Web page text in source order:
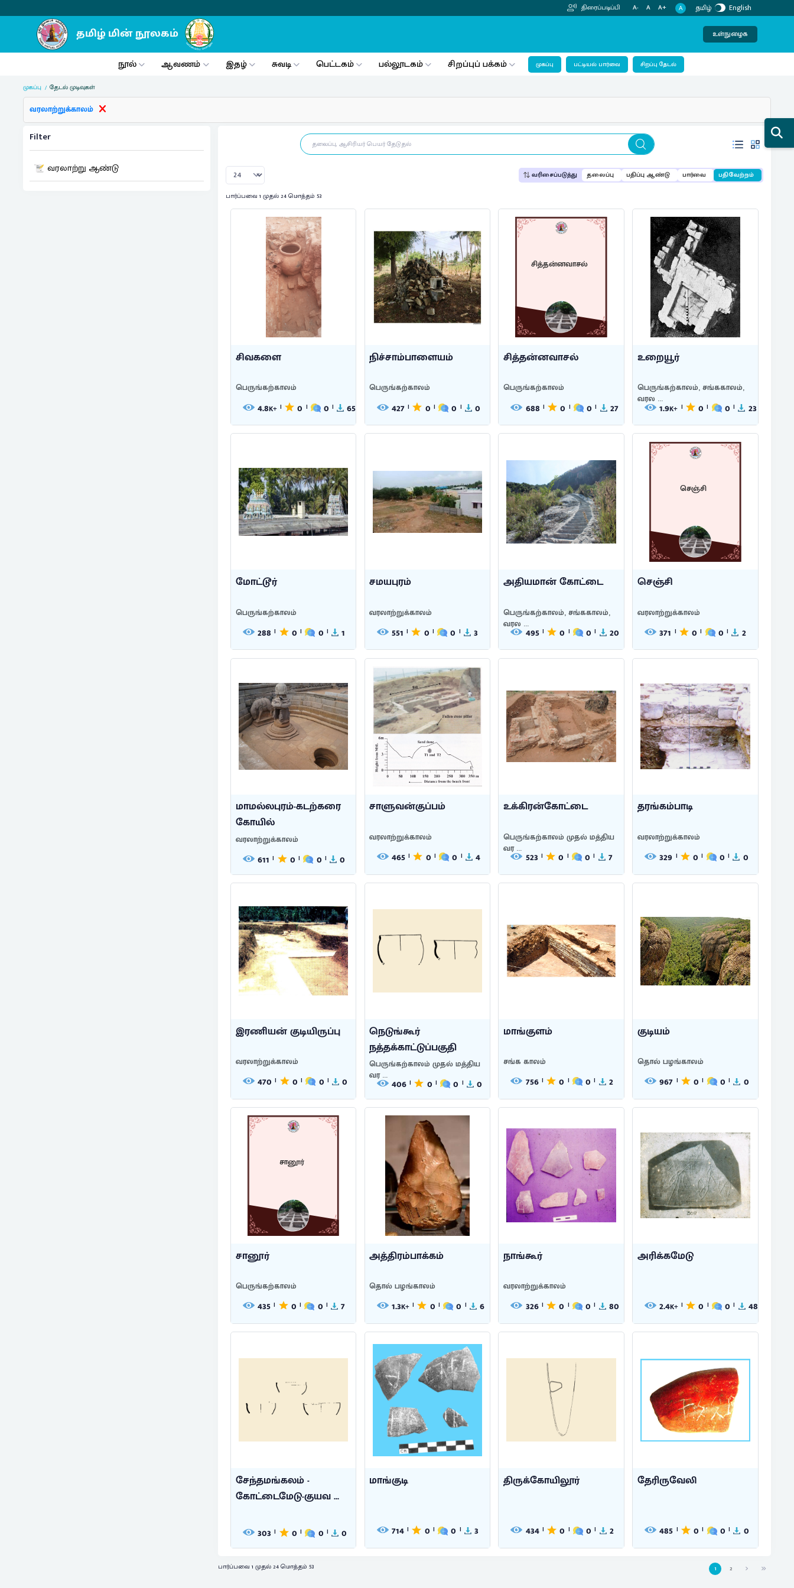
திரைப்படிப்பி A- A A+ A தமிழ் English
உள்நுழைக
நூல் ஆவணம் இதழ் சுவடி பெட்டகம் பல்லூடகம் சிறப்புப் பக்கம் முகப்பு பட்டியல் பார்வை சிறப்பு தேடல்
முகப்பு தேடல் முடிவுகள்
வரலாற்றுக்காலம்
Filter
வரலாற்று ஆண்டு வரிசைப்படுத்து தலைப்பு பதிப்பு ஆண்டு பார்வை பதிவேற்றம்
பார்ப்பவை 1 முதல் 24 மொத்தம் 53
சிவகளை
பெருங்கற்காலம்
4.8K+ | 0 | 0 | 65
நிச்சாம்பாளையம்
பெருங்கற்காலம்
427 | 0 | 0 | 0
சித்தன்னவாசல்
சித்தன்னவாசல்
பெருங்கற்காலம்
688 | 0 | 0 | 27
உறையூர்
பெருங்கற்காலம், சங்ககாலம்,
வரல ...
1.9K+ | 0 | 0 | 23
மோட்டூர்
பெருங்கற்காலம்
288 | 0 | 0 | 1
சமயபுரம்
வரலாற்றுக்காலம்
551 | 0 | 0 | 3
அதியமான் கோட்டை
பெருங்கற்காலம், சங்ககாலம்,
வரல ...
495 | 0 | 0 | 20
செஞ்சி
செஞ்சி
வரலாற்றுக்காலம்
371 | 0 | 0 | 2
மாமல்லபுரம்-கடற்கரை
கோயில்
வரலாற்றுக்காலம்
611 | 0 | 0 | 0
சாளுவன்குப்பம்
வரலாற்றுக்காலம்
465 | 0 | 0 | 4
உக்கிரன்கோட்டை
பெருங்கற்காலம் முதல் மத்திய
வர ...
523 | 0 | 0 | 7
தரங்கம்பாடி
வரலாற்றுக்காலம்
329 | 0 | 0 | 0
இரணியன் குடியிருப்பு
வரலாற்றுக்காலம்
470 | 0 | 0 | 0
நெடுங்கூர்
நத்தக்காட்டுப்பகுதி
பெருங்கற்காலம் முதல் மத்திய
வர ...
406 | 0 | 0 | 0
மாங்குளம்
சங்க காலம்
756 | 0 | 0 | 2
குடியம்
தொல் பழங்காலம்
967 | 0 | 0 | 0
சானூர்
சானூர்
பெருங்கற்காலம்
435 | 0 | 0 | 7
அத்திரம்பாக்கம்
தொல் பழங்காலம்
1.3K+ | 0 | 0 | 6
நாங்கூர்
வரலாற்றுக்காலம்
326 | 0 | 0 | 80
அரிக்கமேடு
2.4K+ | 0 | 0 | 48
சேந்தமங்கலம் -
கோட்டைமேடு-குயவ ...
303 | 0 | 0 | 0
மாங்குடி
714 | 0 | 0 | 3
திருக்கோயிலூர்
434 | 0 | 0 | 2
தேரிருவேலி
485 | 0 | 0 | 0
பார்ப்பவை 1 முதல் 24 மொத்தம் 53 1 2